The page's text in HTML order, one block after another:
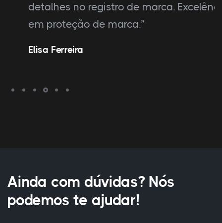
detalhes no registro de marca. Excelência
em proteção de marca.”
Elisa Ferreira
Ainda com dúvidas? Nós
podemos te ajudar!